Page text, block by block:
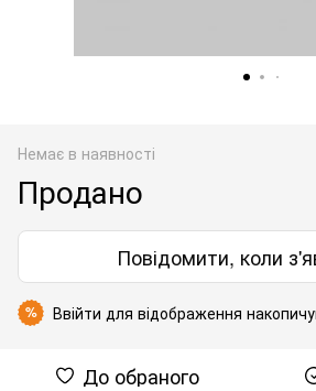
Немає в наявності
Продано
Повідомити, коли
% Ввійти для відображення
До обраного